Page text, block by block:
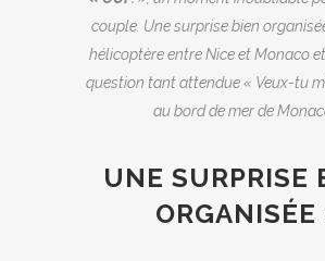
couple. Une surprise bien
hélicoptère entre Nice et Monaco
question tant attendue « Veux-tu
au bord de mer de
UNE SURPRISE
ORGANISÉE